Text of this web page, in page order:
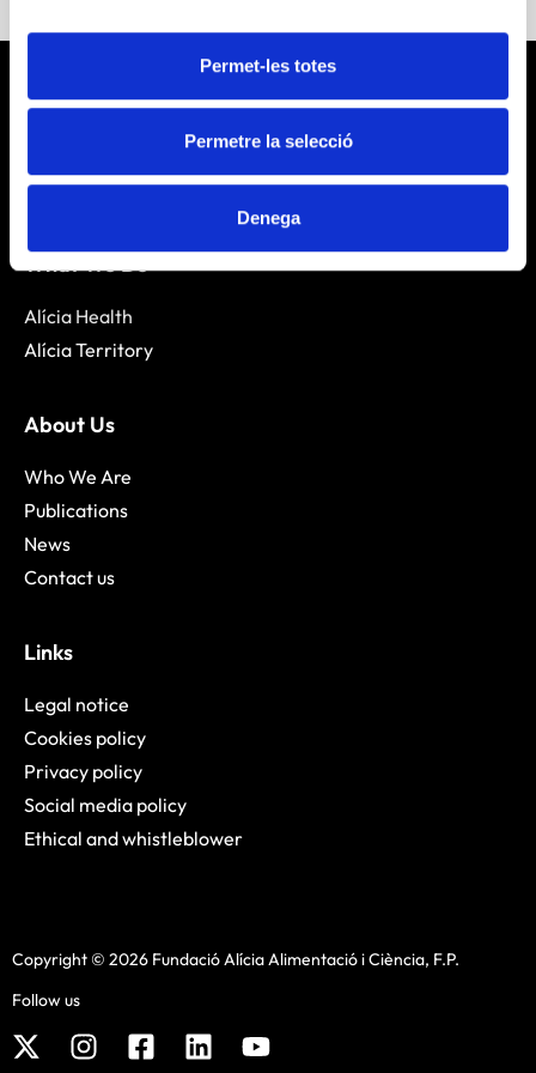
Permet-les totes
Permetre la selecció
Denega
What We Do
Alícia Health
Alícia Territory
About Us
Who We Are
Publications
News
Contact us
Links
Legal notice
Cookies policy
Privacy policy
Social media policy
Ethical and whistleblower
Copyright © 2026 Fundació Alícia Alimentació i Ciència, F.P.
Follow us